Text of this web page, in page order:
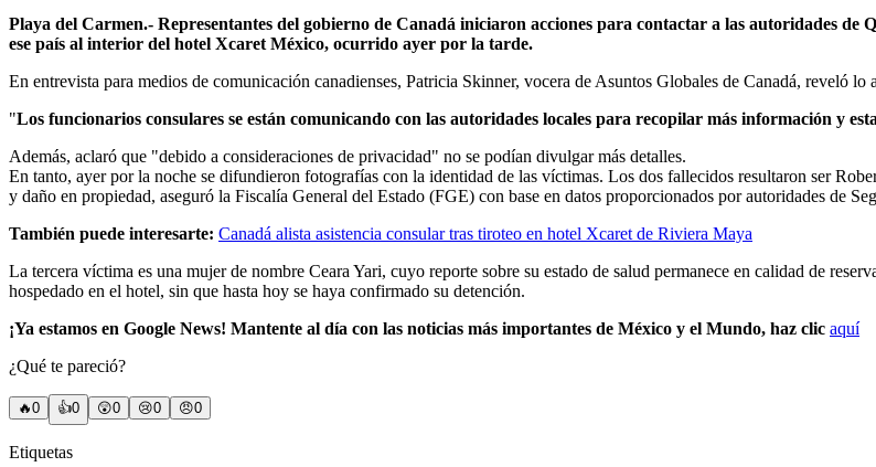
Playa del Carmen.- Representantes del gobierno de Canadá iniciaron acciones para contactar a las autoridades
ese país al interior del hotel Xcaret México, ocurrido ayer por la tarde.
En entrevista para medios de comunicación canadienses, Patricia Skinner, vocera de Asuntos Globales de Canadá, reveló lo
"Los funcionarios consulares se están comunicando con las autoridades locales para recopilar más información y
Además, aclaró que "debido a consideraciones de privacidad" no se podían divulgar más detalles.
En tanto, ayer por la noche se difundieron fotografías con la identidad de las víctimas. Los dos fallecidos resultaron ser
y daño en propiedad, aseguró la Fiscalía General del Estado (FGE) con base en datos proporcionados por autoridades de
También puede interesarte: Canadá alista asistencia consular tras tiroteo en hotel Xcaret de Riviera Maya
La tercera víctima es una mujer de nombre Ceara Yari, cuyo reporte sobre su estado de salud permanece en calidad de
hospedado en el hotel, sin que hasta hoy se haya confirmado su detención.
¡Ya estamos en Google News! Mantente al día con las noticias más importantes de México y el Mundo, haz clic aquí
¿Qué te pareció?
🔥0 👍0 😲0 😢0 😠0
Etiquetas